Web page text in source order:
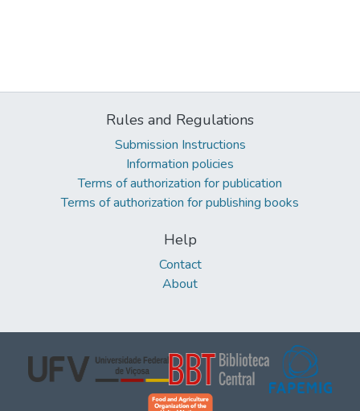
Rules and Regulations
Submission Instructions
Information policies
Terms of authorization for publication
Terms of authorization for publishing books
Help
Contact
About